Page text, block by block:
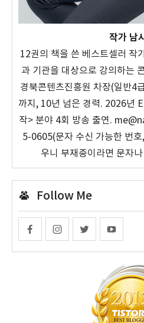
작가 남
12권의 책을 쓴 베스트셀러 작
과 기관을 대상으로 강의하는
경북콘텐츠진흥원 차장(일반4
까지, 10년 넘은 경력. 2026년
작> 분야 4회 방송 출연.
5-0605(문자 수신 가능한 번
우니 부재중이라면 문자
Follow Me